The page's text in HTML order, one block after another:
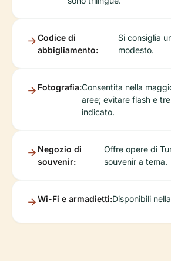
Codice di
abbigliamento:
Si consiglia
modesto.
Fotografia:Consentita nella
aree; evitare flash e
indicato.
Negozio di
souvenir:
Offre opere di
souvenir a tema.
Wi-Fi e armadietti:Disponibili